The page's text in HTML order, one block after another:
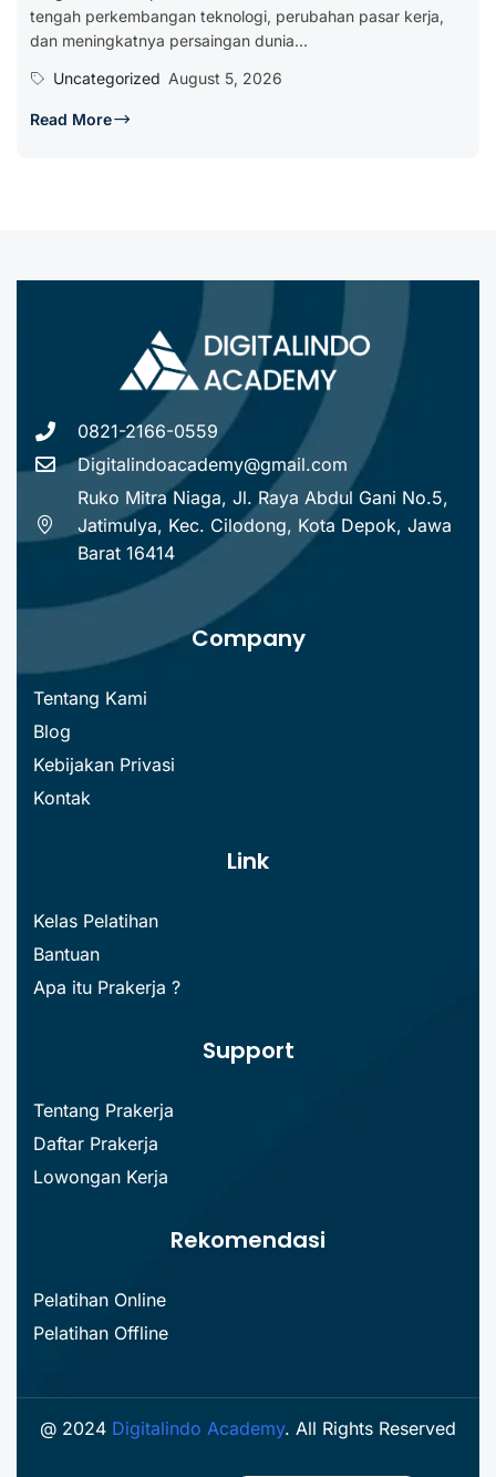
tengah perkembangan teknologi, perubahan pasar kerja,
dan meningkatnya persaingan dunia...
Uncategorized August 5, 2026
Read More
0821-2166-0559
Digitalindoacademy@gmail.com
Ruko Mitra Niaga, Jl. Raya Abdul Gani No.5,
Jatimulya, Kec. Cilodong, Kota Depok, Jawa
Barat 16414
Company
Tentang Kami
Blog
Kebijakan Privasi
Kontak
Link
Kelas Pelatihan
Bantuan
Apa itu Prakerja ?
Support
Tentang Prakerja
Daftar Prakerja
Lowongan Kerja
Rekomendasi
Pelatihan Online
Pelatihan Offline
@ 2024 Digitalindo Academy. All Rights Reserved